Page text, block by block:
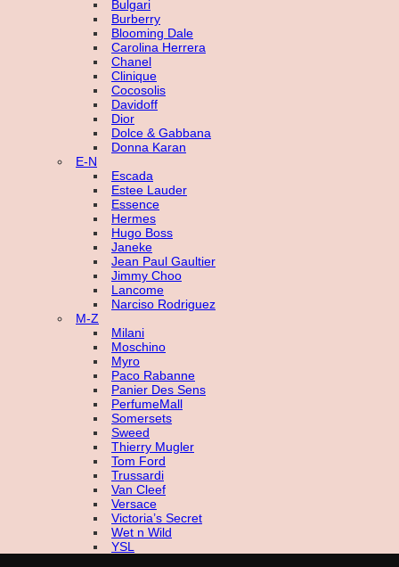
Bulgari
Burberry
Blooming Dale
Carolina Herrera
Chanel
Clinique
Cocosolis
Davidoff
Dior
Dolce & Gabbana
Donna Karan
E-N
Escada
Estee Lauder
Essence
Hermes
Hugo Boss
Janeke
Jean Paul Gaultier
Jimmy Choo
Lancome
Narciso Rodriguez
M-Z
Milani
Moschino
Myro
Paco Rabanne
Panier Des Sens
PerfumeMall
Somersets
Sweed
Thierry Mugler
Tom Ford
Trussardi
Van Cleef
Versace
Victoria’s Secret
Wet n Wild
YSL